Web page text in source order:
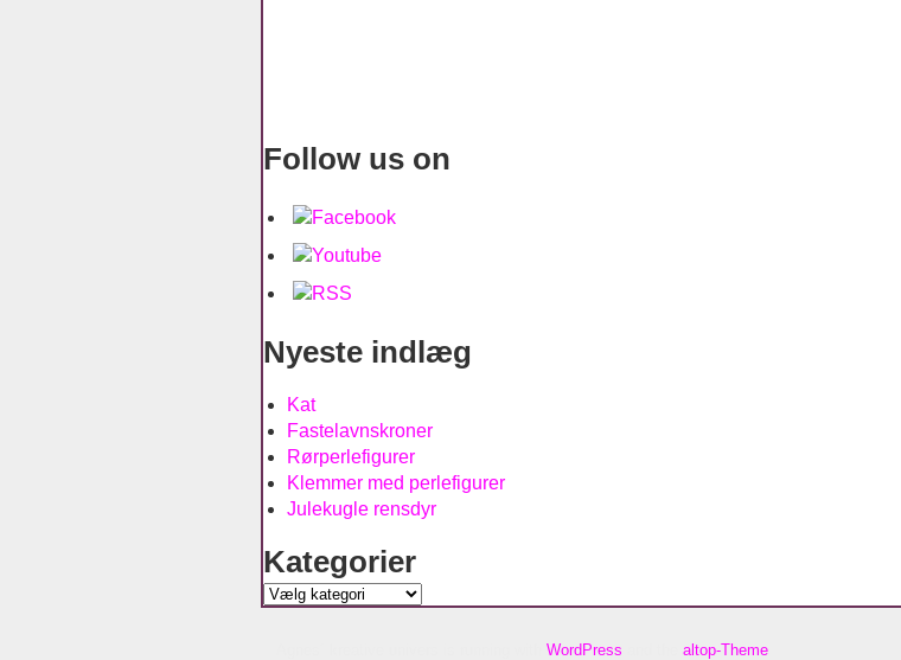
Follow us on
Nyeste indlæg
Kat
Fastelavnskroner
Rørperlefigurer
Klemmer med perlefigurer
Julekugle rensdyr
Kategorier
Kategorier
WordPress altop-Theme